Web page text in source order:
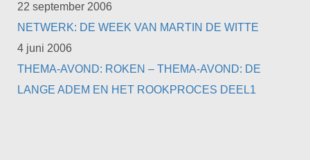
22 september 2006
NETWERK: DE WEEK VAN MARTIN DE WITTE
4 juni 2006
THEMA-AVOND: ROKEN – THEMA-AVOND: DE
LANGE ADEM EN HET ROOKPROCES DEEL1